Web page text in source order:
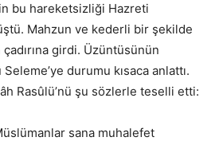
bu hareketsizliği Hazreti
Mahzun ve kederli bir şekilde
girdi. Üzüntüsünün
durumu kısaca anlattı.
Rasûlü’nü şu sözlerle teselli etti:
sana muhalefet